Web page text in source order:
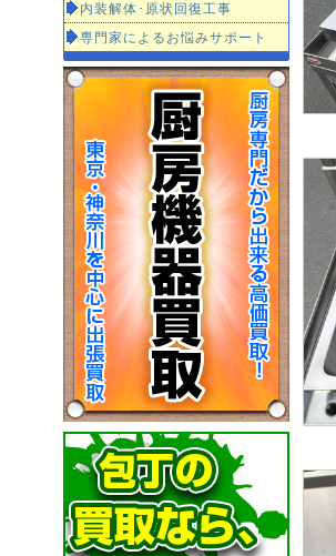
内装解体･原状回復工事
専門家によるお悩みサポート